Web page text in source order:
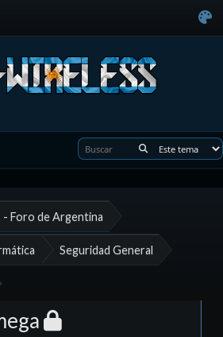
Foro de Argentina
Seguridad General